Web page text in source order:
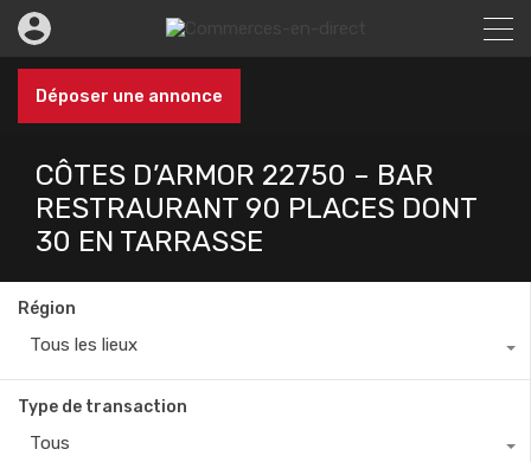
Déposer une annonce
CÔTES D’ARMOR 22750 – BAR
RESTRAURANT 90 PLACES DONT
30 EN TARRASSE
Région
Tous les lieux
Type de transaction
Tous